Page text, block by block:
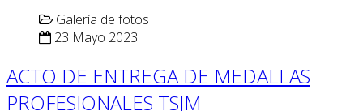
Galería de fotos
23 Mayo 2023
ACTO DE ENTREGA DE MEDALLAS
PROFESIONALES TSJM